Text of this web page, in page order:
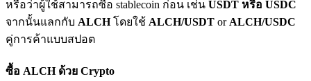
หรือว่าผู้ใช้สามารถซื้อ stablecoin ก่อน เช่น USDT หรือ USDC
จากนั้นแลกกับ ALCHโดยใช้ ALCH/USDT or ALCH/USDC
คู่การค้าแบบสปอต
ซื้อ ALCH ด้วย Crypto